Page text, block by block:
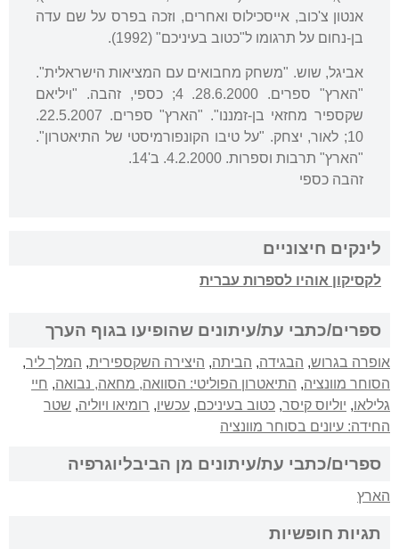
אנטון צ'כוב, אייסכילוס ואחרים, וזכה בפרס על שם עדה
בן-נחום על תרגומו ל"כטוב בעיניכם" (1992).
אביגל, שוש. "משחק מחבואים עם המציאות הישראלית".
"הארץ" ספרים. 28.6.2000. 4; כספי, זהבה. "ויליאם
שקספיר מחזאי בן-זמננו". "הארץ" ספרים. 22.5.2007.
10; לאור, יצחק. "על טיבו הקונפורמיסטי של התיאטרון".
"הארץ" תרבות וספרות. 4.2.2000. ב'14.
זהבה כספי
לינקים חיצוניים
לקסיקון אוהיו לספרות עברית
ספרים/כתבי עת/עיתונים שהופיעו בגוף הערך
אופרה בגרוש, הבגידה, הביתה, היצירה השקספירית, המלך ליר,
הסוחר מוונציה, התיאטרון הפוליטי: הסוואה, מחאה, נבואה, חיי
גלילאו, יוליוס קיסר, כטוב בעיניכם, עכשיו, רומיאו ויוליה, שטר
החידה: עיונים בסוחר מוונציה
ספרים/כתבי עת/עיתונים מן הביבליוגרפיה
הארץ
תגיות חופשיות